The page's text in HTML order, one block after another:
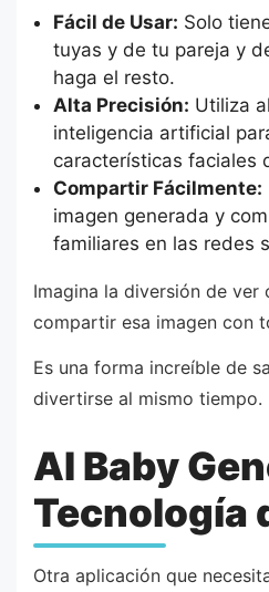
Fácil de Usar: Solo
tuyas y de tu pareja y
haga el resto.
Alta Precisión: Utiliza
inteligencia artificial
características faciales
Compartir Fácilmente:
imagen generada y
familiares en las redes
Imagina la diversión de
compartir esa imagen con
Es una forma increíble de
divertirse al mismo tiempo.
AI Baby
Tecnología
Otra aplicación que